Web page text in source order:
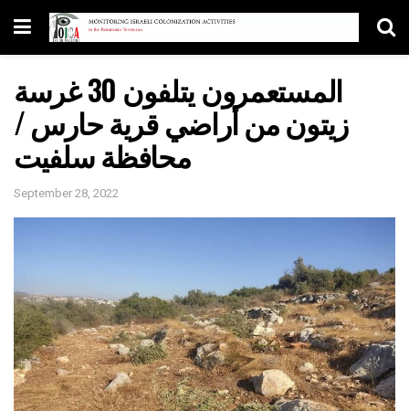
المستعمرون يتلفون 30 غرسة
زيتون من أراضي قرية حارس /
محافظة سلفيت
September 28, 2022